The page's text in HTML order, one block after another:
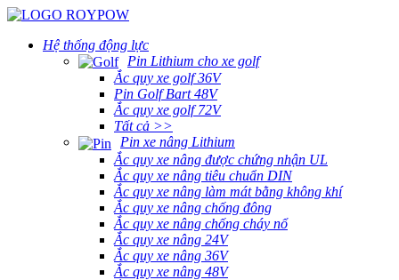
Hệ thống động lực
Pin Lithium cho xe golf
Ắc quy xe golf 36V
Pin Golf Bart 48V
Ắc quy xe golf 72V
Tất cả >>
Pin xe nâng Lithium
Ắc quy xe nâng được chứng nhận UL
Ắc quy xe nâng tiêu chuẩn DIN
Ắc quy xe nâng làm mát bằng không khí
Ắc quy xe nâng chống đông
Ắc quy xe nâng chống cháy nổ
Ắc quy xe nâng 24V
Ắc quy xe nâng 36V
Ắc quy xe nâng 48V